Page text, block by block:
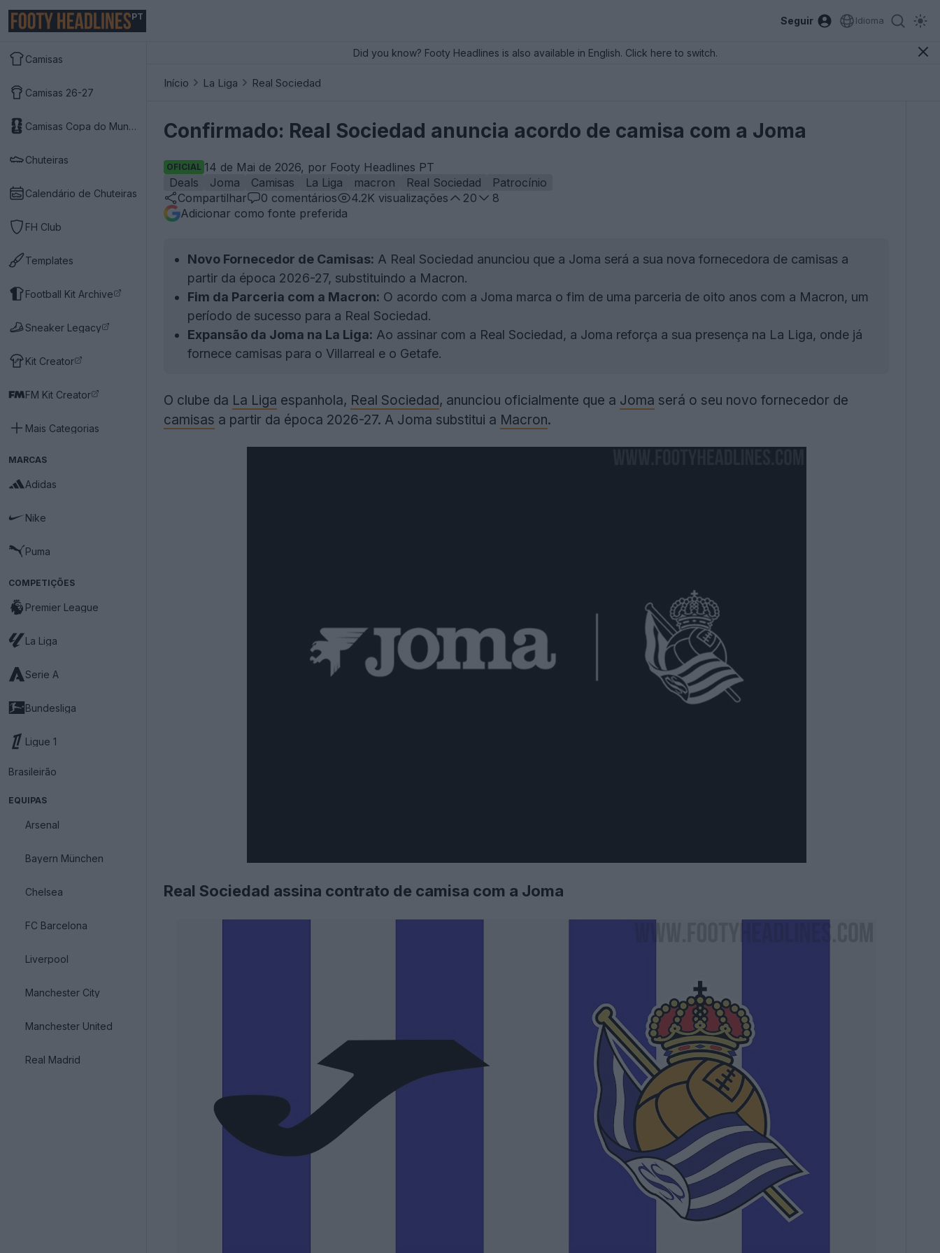
PT Seguir Idioma
Camisas
Camisas 26-27
Camisas Copa do Mundo 2026
Chuteiras
Calendário de Chuteiras
FH Club
Templates
Football Kit Archive
Sneaker Legacy
Kit Creator
FM Kit Creator
Mais Categorias
MARCAS
Adidas
Nike
Puma
COMPETIÇÕES
Premier League
La Liga
Serie A
Bundesliga
Ligue 1
Brasileirão
EQUIPAS
Arsenal
Bayern München
Chelsea
FC Barcelona
Liverpool
Manchester City
Manchester United
Real Madrid
Did you know? Footy Headlines is also available in English. Click here to switch.
Início La Liga Real Sociedad
Confirmado: Real Sociedad anuncia acordo de camisa com a Joma
OFICIAL 14 de Mai de 2026, por Footy Headlines PT
Deals
Joma Camisas La Liga macron Real Sociedad
Patrocínio
Compartilhar
0 comentários 4.2K visualizações 20
8
Adicionar como fonte preferida
Novo Fornecedor de Camisas: A Real Sociedad anunciou que a Joma será a sua nova fornecedora de camisas a
partir da época 2026-27, substituindo a Macron.
Fim da Parceria com a Macron: O acordo com a Joma marca o fim de uma parceria de oito anos com a Macron, um
período de sucesso para a Real Sociedad.
Expansão da Joma na La Liga: Ao assinar com a Real Sociedad, a Joma reforça a sua presença na La Liga, onde já
fornece camisas para o Villarreal e o Getafe.
O clube da La Liga espanhola, Real Sociedad, anunciou oficialmente que a Joma será o seu novo fornecedor de
camisas a partir da época 2026-27. A Joma substitui a Macron.
Real Sociedad assina contrato de camisa com a Joma